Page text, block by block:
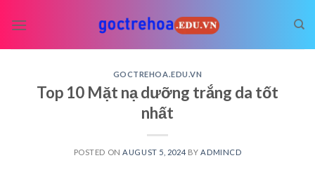
GOCTREHOA.EDU.VN
Top 10 Mặt nạ dưỡng trắng da tốt
nhất
POSTED ON AUGUST 5, 2024 BY ADMINCD